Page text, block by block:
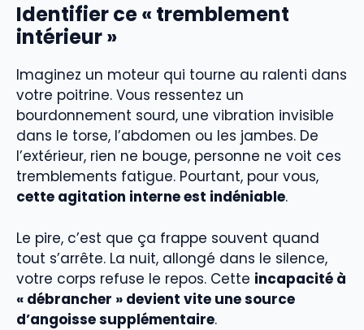
Identifier ce « tremblement
intérieur »
Imaginez un moteur qui tourne au ralenti dans
votre poitrine. Vous ressentez un
bourdonnement sourd, une vibration invisible
dans le torse, l’abdomen ou les jambes. De
l’extérieur, rien ne bouge, personne ne voit ces
tremblements fatigue. Pourtant, pour vous,
cette agitation interne est indéniable.
Le pire, c’est que ça frappe souvent quand
tout s’arrête. La nuit, allongé dans le silence,
votre corps refuse le repos. Cette incapacité à
« débrancher » devient vite une source
d’angoisse supplémentaire.